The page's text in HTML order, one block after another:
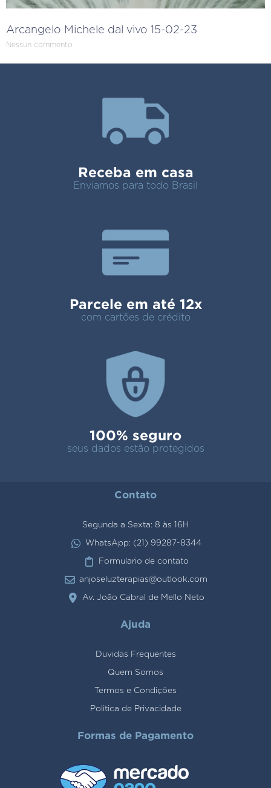
Arcangelo Michele dal vivo 15-02-23
Nessun commento
Receba em casa
Enviamos para todo Brasil
Parcele em até 12x
com cartões de crédito
100% seguro
seus dados estão protegidos
Contato
Segunda a Sexta: 8 às 16H
WhatsApp: (21) 99287-8344
Formulario de contato
anjoseluzterapias@outlook.com
Av. João Cabral de Mello Neto
Ajuda
Duvidas Frequentes
Quem Somos
Termos e Condições
Politica de Privacidade
Formas de Pagamento